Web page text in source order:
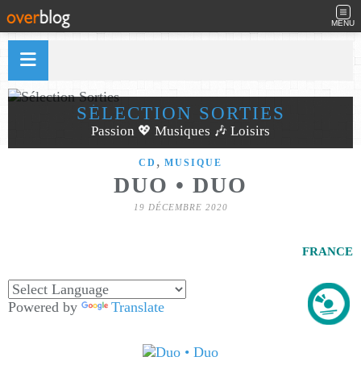
MENU
SÉLECTION SORTIES
Passion 💖 Musiques 🎶 Loisirs
CD , MUSIQUE
DUO • DUO
19 DÉCEMBRE 2020
FRANCE
Powered by Translate